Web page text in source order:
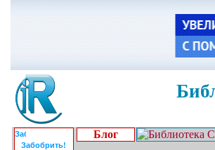
Забобрить!
Блог